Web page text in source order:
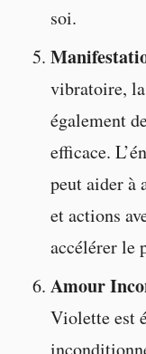
soi.
vibratoire,
également
efficace.
peut aider à
et actions
accélérer le
Amour
Violette est